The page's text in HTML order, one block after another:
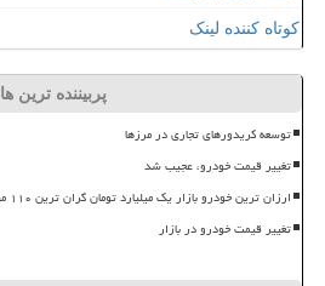
کوتاه کننده لینک
پربیننده ترین ها
توسعه کریدورهای تجاری در مرزها
تغییر قیمت خودرو، عجیب شد
ارزان ترین خودرو بازار یک میلیارد تومان گران ترین ۱۱۰ میلیارد تومان
تغییر قیمت خودرو در بازار